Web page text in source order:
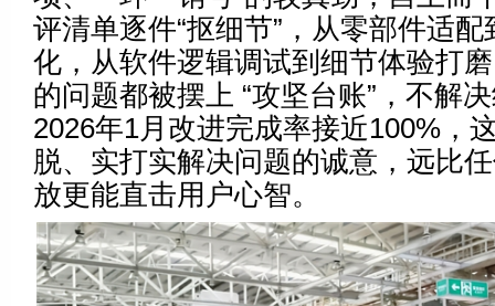
评清单逐件“抠细节”，从零部件适
化，从软件逻辑调试到细节体验打
的问题都被摆上 “攻坚台账”，不解
2026年1月改进完成率接近100%，
脱、实打实解决问题的诚意，远比
放更能直击用户心智。